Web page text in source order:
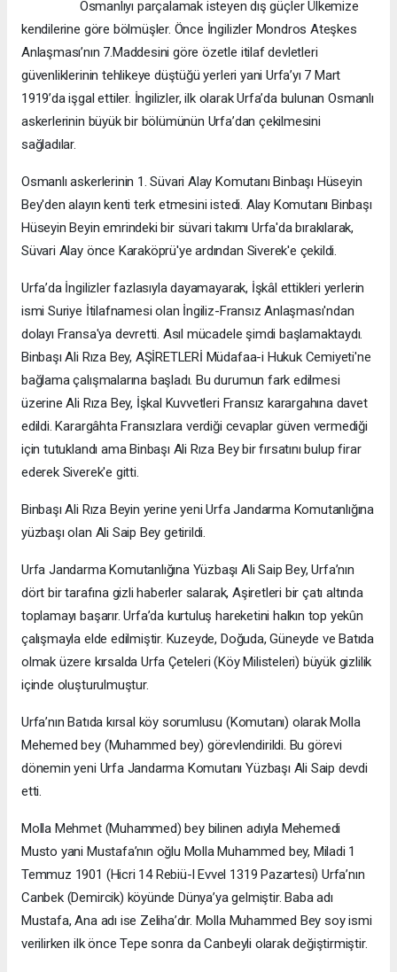
Osmanlıyı parçalamak isteyen dış güçler Ülkemize
kendilerine göre bölmüşler. Önce İngilizler Mondros Ateşkes
Anlaşması’nın 7.Maddesini göre özetle itilaf devletleri
güvenliklerinin tehlikeye düştüğü yerleri yani Urfa’yı 7 Mart
1919’da işgal ettiler. İngilizler, ilk olarak Urfa’da bulunan Osmanlı
askerlerinin büyük bir bölümünün Urfa’dan çekilmesini
sağladılar.
Osmanlı askerlerinin 1. Süvari Alay Komutanı Binbaşı Hüseyin
Bey'den alayın kenti terk etmesini istedi. Alay Komutanı Binbaşı
Hüseyin Beyin emrindeki bir süvari takımı Urfa'da bırakılarak,
Süvari Alay önce Karaköprü'ye ardından Siverek'e çekildi.
Urfa’da İngilizler fazlasıyla dayamayarak, İşkâl ettikleri yerlerin
ismi Suriye İtilafnamesi olan İngiliz-Fransız Anlaşması'ndan
dolayı Fransa'ya devretti. Asıl mücadele şimdi başlamaktaydı.
Binbaşı Ali Rıza Bey, AŞİRETLERİ Müdafaa-i Hukuk Cemiyeti'ne
bağlama çalışmalarına başladı. Bu durumun fark edilmesi
üzerine Ali Rıza Bey, İşkal Kuvvetleri Fransız karargahına davet
edildi. Karargâhta Fransızlara verdiği cevaplar güven vermediği
için tutuklandı ama Binbaşı Ali Rıza Bey bir fırsatını bulup firar
ederek Siverek'e gitti.
Binbaşı Ali Rıza Beyin yerine yeni Urfa Jandarma Komutanlığına
yüzbaşı olan Ali Saip Bey getirildi.
Urfa Jandarma Komutanlığına Yüzbaşı Ali Saip Bey, Urfa’nın
dört bir tarafına gizli haberler salarak, Aşiretleri bir çatı altında
toplamayı başarır. Urfa’da kurtuluş hareketini halkın top yekûn
çalışmayla elde edilmiştir. Kuzeyde, Doğuda, Güneyde ve Batıda
olmak üzere kırsalda Urfa Çeteleri (Köy Milisteleri) büyük gizlilik
içinde oluşturulmuştur.
Urfa’nın Batıda kırsal köy sorumlusu (Komutanı) olarak Molla
Mehemed bey (Muhammed bey) görevlendirildi. Bu görevi
dönemin yeni Urfa Jandarma Komutanı Yüzbaşı Ali Saip devdi
etti.
Molla Mehmet (Muhammed) bey bilinen adıyla Mehemedi
Musto yani Mustafa’nın oğlu Molla Muhammed bey, Miladi 1
Temmuz 1901 (Hicri 14 Rebiü-l Evvel 1319 Pazartesi) Urfa’nın
Canbek (Demircik) köyünde Dünya’ya gelmiştir. Baba adı
Mustafa, Ana adı ise Zeliha’dır. Molla Muhammed Bey soy ismi
verilirken ilk önce Tepe sonra da Canbeyli olarak değiştirmiştir.